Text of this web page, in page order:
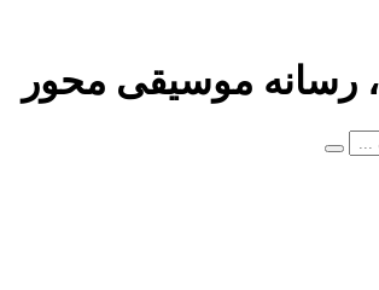
رسانه موسیقی محور